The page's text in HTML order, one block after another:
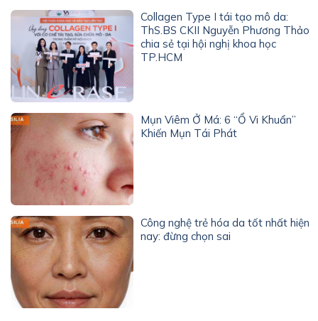
Collagen Type I tái tạo mô da:
ThS.BS CKII Nguyễn Phương Thảo
chia sẻ tại hội nghị khoa học
TP.HCM
Mụn Viêm Ở Má: 6 “Ổ Vi Khuẩn”
Khiến Mụn Tái Phát
Công nghệ trẻ hóa da tốt nhất hiện
nay: đừng chọn sai